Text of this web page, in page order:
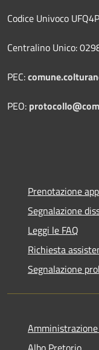
Codice Univoco
Centralino Unico:
PEC:
PEO:
Prenotazione
Segnalazione
Leggi le FAQ
Richiesta
Segnalazione